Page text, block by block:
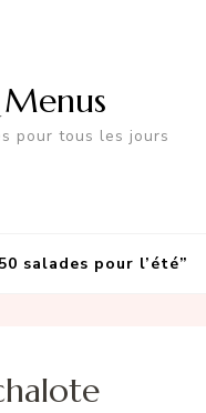
pour tous les jours
salades pour l’été”